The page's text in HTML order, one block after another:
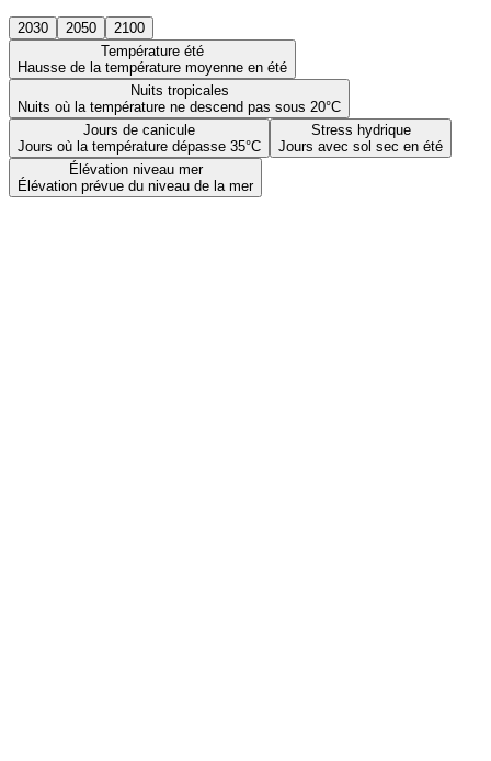
2030 2050
2100
Température été
Hausse de la température moyenne en été
Nuits tropicales
Nuits où la température ne descend pas sous 20°C
Jours de canicule
Jours où la température dépasse 35°C
Stress hydrique
Jours avec sol sec en été
Élévation niveau mer
Élévation prévue du niveau de la mer